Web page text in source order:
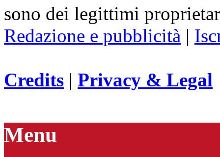
sono dei legittimi
Redazione e pubblicità |
Credits | Privacy & Legal
Menu